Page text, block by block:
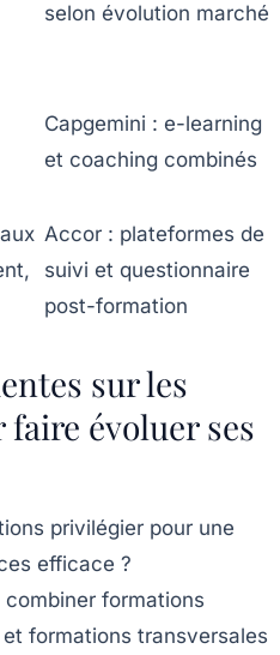
selon évolution marché
Capgemini : e-learning
et coaching combinés
Accor : plateformes de
suivi et questionnaire
post-formation
sur les
évoluer ses
privilégier pour une
efficace ?
formations
formations transversales